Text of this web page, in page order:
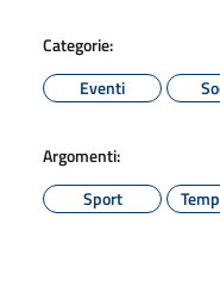
Categorie:
Eventi
Argomenti:
Sport